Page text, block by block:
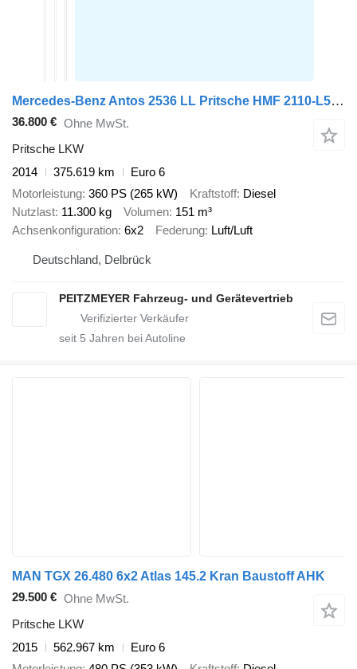
Mercedes-Benz Antos 2536 LL Pritsche HMF 2110-L5 5 fach Ausschub mit Steinzan
36.800 € Ohne MwSt.
Pritsche LKW
2014
375.619 km
Euro 6
Motorleistung 360 PS (265 kW) Kraftstoff Diesel
Nutzlast 11.300 kg Volumen 151 m³
Achsenkonfiguration 6x2 Federung Luft/Luft
Deutschland, Delbrück
PEITZMEYER Fahrzeug- und Gerätevertrieb
seit 5 Jahren bei Autoline
MAN TGX 26.480 6x2 Atlas 145.2 Kran Baustoff AHK
29.500 € Ohne MwSt.
Pritsche LKW
2015
562.967 km
Euro 6